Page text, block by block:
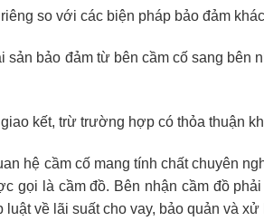
so với các biện pháp bảo đảm
bảo đảm từ bên cầm cố sang bên
kết, trừ trường hợp có thỏa thuận
hệ cầm cố mang tính chất chuyên
gọi là cầm đồ. Bên nhận cầm đồ
về lãi suất cho vay, bảo quản và